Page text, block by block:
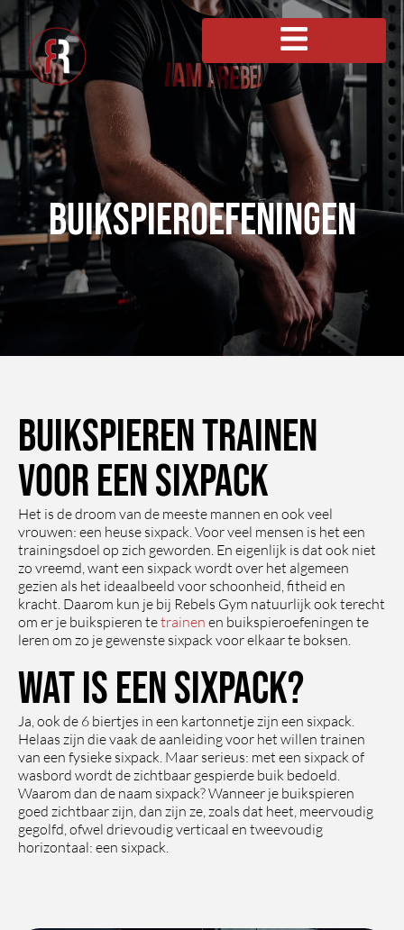
Buikspieroefeningen
Buikspieren trainen
voor een sixpack
Het is de droom van de meeste mannen en ook veel
vrouwen: een heuse sixpack. Voor veel mensen is het een
trainingsdoel op zich geworden. En eigenlijk is dat ook niet
zo vreemd, want een sixpack wordt over het algemeen
gezien als het ideaalbeeld voor schoonheid, fitheid en
kracht. Daarom kun je bij Rebels Gym natuurlijk ook terecht
om er je buikspieren tetrainen en buikspieroefeningen te
leren om zo je gewenste sixpack voor elkaar te boksen.
Wat is een sixpack?
Ja, ook de 6 biertjes in een kartonnetje zijn een sixpack.
Helaas zijn die vaak de aanleiding voor het willen trainen
van een fysieke sixpack. Maar serieus: met een sixpack of
wasbord wordt de zichtbaar gespierde buik bedoeld.
Waarom dan de naam sixpack? Wanneer je buikspieren
goed zichtbaar zijn, dan zijn ze, zoals dat heet, meervoudig
gegolfd, ofwel drievoudig verticaal en tweevoudig
horizontaal: een sixpack.